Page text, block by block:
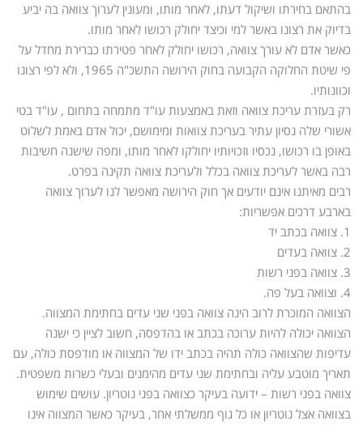
בהתאם בחירתו ושיקול דעתו, לאחר מותו, ומעונין לערוך צוואה בה יביע
בדיוק את רצונו באשר למי וכיצד יחולק רכושו לאחר מותו.
כאשר אדם לא עורך צוואה, רכושו יחולק לאחר פטירתו כברירת מחדל על
פי שיטת החלוקה הקבועה בחוק הירושה התשכ"ה 1965, ולא לפי רצונו
וכוונותיו.
רק בעזרת עריכת צוואה וזאת באמצעות עו"ד מתמחה בתחום , עו"ד בטי
אשורי שלה נסיון עתיר בעריכת צוואות ומימושם, יכול אדם באמת לשלוט
באופן בו רכושו, נכסיו וזכויותיו יחולקו לאחר מותו, ומפה שישנה חשיבות
רבה באשר לעריכת צוואה בכלל ולעריכת צוואה תקינה בפרט.
רבים מאיתנו אינם יודעים אך חוק הירושה מאפשר לנו לערוך צוואה
בארבע דרכים אפשריות:
1. צוואה בכתב יד
2. צוואה בעדים
3. צוואה בפני רשות
4. וצוואה בעל פה.
הצוואה המוכרת לרוב הינה צוואה בפני שני עדים בחתימת המצווה.
הצוואה יכולה להיות ערוכה בכתב או בהדפסה, חשוב לציין כי ישנה
עדיפות שהצוואה כולה תהיה בכתב ידו של המצווה או מודפסת כולה, עם
תאריך מוטבע עליה ובחתימת שני עדים מהימנים ובעלי כשרות משפטית.
צוואה בפני רשות – ידועה בעיקר כצוואה בפני נוטריון. עושים שימוש
בצוואה אצל נוטריון או כל גוף ממשלתי אחר, בעיקר כאשר המצווה אינו